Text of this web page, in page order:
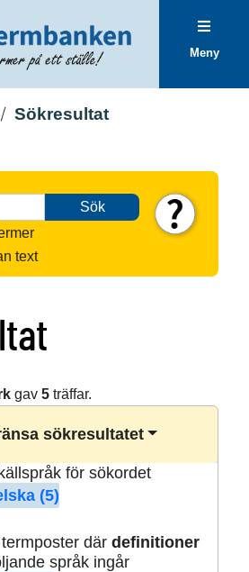
Meny
Sökresultat
Sök
text
gav 5träffar.
sökresultatet
för sökordet
(5)
där definitioner
språk ingår